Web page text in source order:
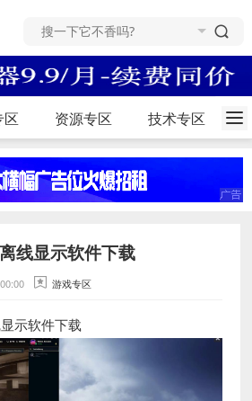
区 资源专区 技术专区
线显示软件下载
游戏专区
示软件下载